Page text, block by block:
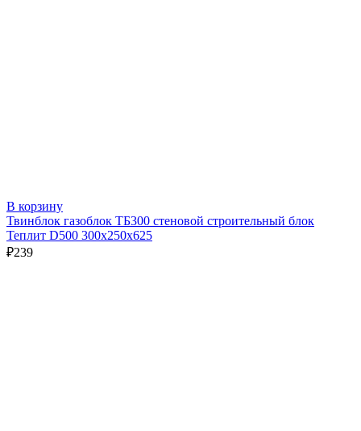
В корзину
Твинблок газоблок ТБ300 стеновой строительный блок
Теплит D500 300х250х625
₽239